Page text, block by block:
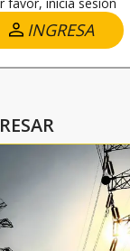
INGRESA